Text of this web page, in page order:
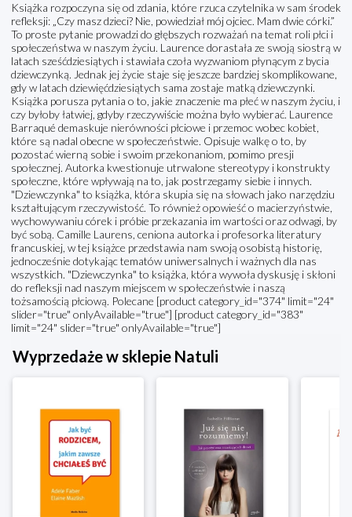
Książka rozpoczyna się od zdania, które rzuca czytelnika w sam środek
refleksji: „Czy masz dzieci? Nie, powiedział mój ojciec. Mam dwie córki.”
To proste pytanie prowadzi do głębszych rozważań na temat roli płci i
społeczeństwa w naszym życiu. Laurence dorastała ze swoją siostrą w
latach sześćdziesiątych i stawiała czoła wyzwaniom płynącym z bycia
dziewczynką. Jednak jej życie staje się jeszcze bardziej skomplikowane,
gdy w latach dziewięćdziesiątych sama zostaje matką dziewczynki.
Książka porusza pytania o to, jakie znaczenie ma płeć w naszym życiu, i
czy byłoby łatwiej, gdyby rzeczywiście można było wybierać. Laurence
Barraqué demaskuje nierówności płciowe i przemoc wobec kobiet,
które są nadal obecne w społeczeństwie. Opisuje walkę o to, by
pozostać wierną sobie i swoim przekonaniom, pomimo presji
społecznej. Autorka kwestionuje utrwalone stereotypy i konstrukty
społeczne, które wpływają na to, jak postrzegamy siebie i innych.
"Dziewczynka" to książka, która skupia się na słowach jako narzędziu
kształtującym rzeczywistość. To również opowieść o macierzyństwie,
wychowywaniu córek i próbie przekazania im wartości oraz odwagi, by
być sobą. Camille Laurens, ceniona autorka i profesorka literatury
francuskiej, w tej książce przedstawia nam swoją osobistą historię,
jednocześnie dotykając tematów uniwersalnych i ważnych dla nas
wszystkich. "Dziewczynka" to książka, która wywoła dyskusję i skłoni
do refleksji nad naszym miejscem w społeczeństwie i naszą
tożsamością płciową. Polecane [product category_id="374" limit="24"
slider="true" onlyAvailable="true"] [product category_id="383"
limit="24" slider="true" onlyAvailable="true"]
Wyprzedaże w sklepie Natuli